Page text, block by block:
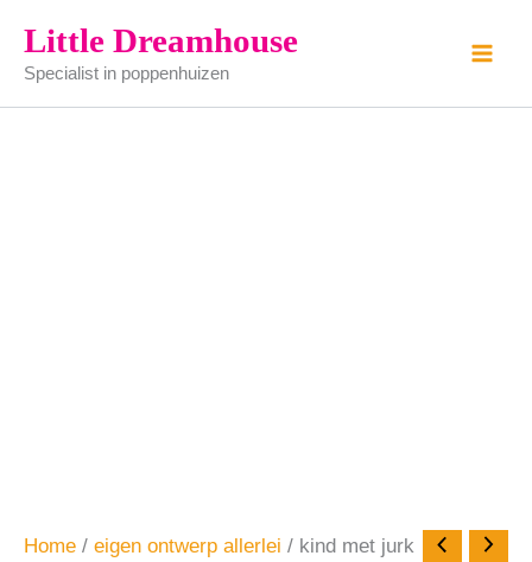
naar
inhoud
Little Dreamhouse
Specialist in poppenhuizen
Home / eigen ontwerp allerlei / kind met jurk
met
jurk
aantal